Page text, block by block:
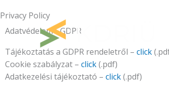
to
content
Privacy Policy
Adatvédelem - GDPR
Tájékoztatás a GDPR rendeletről – click
Cookie szabályzat – click(.pdf)
Adatkezelési tájékoztató – click(.pdf)